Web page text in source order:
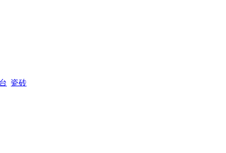
瓷砖